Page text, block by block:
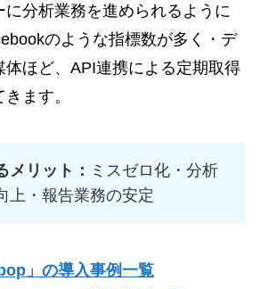
に分析業務を進められるように
のような指標数が多く・デ
体ほど、API連携による定期取得
ます。
メリット： ミスゼロ化・分析
上・報告業務の安定
」の導入事例一覧